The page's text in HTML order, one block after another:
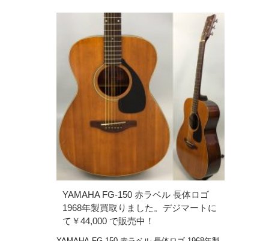
YAMAHA FG-150 赤ラベル 長体ロゴ
1968年製買取りました。デジマートに
て￥44,000 で販売中！